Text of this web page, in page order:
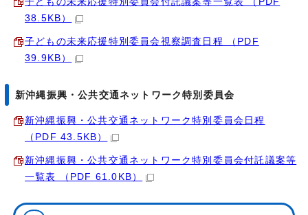
38.5KB）
子どもの未来応援特別委員会視察調査日程 （PDF
39.9KB）
新沖縄振興・公共交通ネットワーク特別委員会
新沖縄振興・公共交通ネットワーク特別委員会日程
（PDF 43.5KB）
新沖縄振興・公共交通ネットワーク特別委員会付託議案等
一覧表 （PDF 61.0KB）